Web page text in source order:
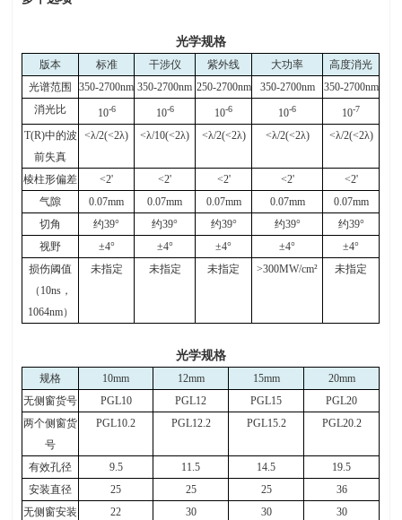
光学规格
版本 标准 干涉仪 紫外线 大功率
高度消光
光谱范围
350-2700nm 350-2700nm 250-2700nm 350-2700nm
350-2700nm
消光比
10-6 10-6 10-6 10-6 10-7
T(R)中的波
前失真
<λ/2(<2λ) <λ/10(<2λ) <λ/2(<2λ) <λ/2(<2λ) <λ/2(<2λ)
棱柱形偏差 <2' <2' <2' <2'
<2'
气隙
0.07mm 0.07mm 0.07mm 0.07mm
0.07mm
切角
约39° 约39° 约39° 约39° 约39°
视野
±4° ±4° ±4° ±4° ±4°
损伤阈值
（ 10ns，
1064nm）
未指定 未指定 未指定 >300MW/cm² 未指定
光学规格
规格 10mm 12mm 15mm
20mm
无侧窗货号
PGL10 PGL12 PGL15
PGL20
两个侧窗货
号
PGL10.2 PGL12.2 PGL15.2 PGL20.2
有效孔径 9.5 11.5 14.5
19.5
安装直径
25 25 25
36
无侧窗安装
22 30 30 30